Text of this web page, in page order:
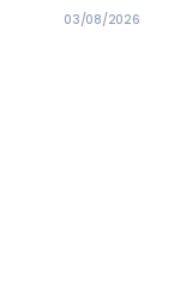
03/08/2026